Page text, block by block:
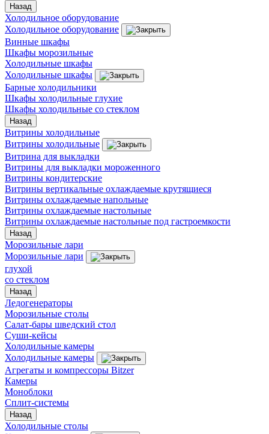
Назад
Холодильное оборудование
Холодильное оборудование
Винные шкафы
Шкафы морозильные
Холодильные шкафы
Холодильные шкафы
Барные холодильники
Шкафы холодильные глухие
Шкафы холодильные со стеклом
Назад
Витрины холодильные
Витрины холодильные
Витрина для выкладки
Витрины для выкладки мороженного
Витрины кондитерские
Витрины вертикальные охлаждаемые крутящиеся
Витрины охлаждаемые напольные
Витрины охлаждаемые настольные
Витрины охлаждаемые настольные под гастроемкости
Назад
Морозильные лари
Морозильные лари
глухой
со стеклом
Назад
Ледогенераторы
Морозильные столы
Салат-бары шведский стол
Суши-кейсы
Холодильные камеры
Холодильные камеры
Агрегаты и компрессоры Bitzer
Камеры
Моноблоки
Сплит-системы
Назад
Холодильные столы